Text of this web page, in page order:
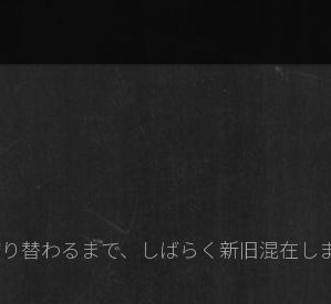
替わるまで、しばらく新旧混在しま